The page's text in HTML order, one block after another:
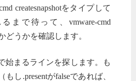
createsnapshotをタイプして
で待って、vmware-cmd
どうかを確認します。
始まるラインを探します。も
し.presentがfalseであれば、